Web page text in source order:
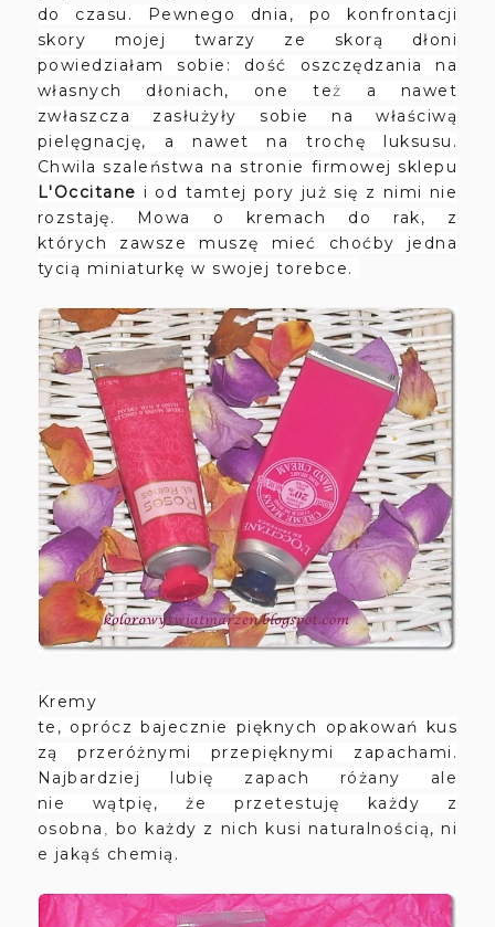
do czasu. Pewnego dnia, po konfrontacji
skory mojej twarzy ze skorą
dłoni
powiedziałam sobie: dość oszczędzania na
własnych dłoniach, one też a nawet
zwłaszcza zasłużyły sobie na właściwą
pielęgnację, a nawet na trochę luksusu.
Chwila szaleństwa na stronie firmowej sklepu
L'Occitane i od tamtej pory już się z nimi nie
rozstaję. Mowa o kremach do rak, z
których zawsze muszę mieć choćby jedna
tycią miniaturkę w swojej torebce.
Kremy
te , oprócz bajecznie pięknych opakowań kus
zą przeróżnymi przepięknymi zapachami .
Najbardziej lubię zapach różany ale
nie wątpię, że przetestuję każdy z
osobna
bo każdy z nich kusi naturalnością, ni
e jakąś chemią .